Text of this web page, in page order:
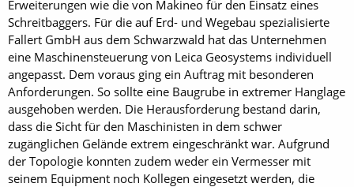
Erweiterungen wie die von Makineo für den Einsatz eines
Schreitbaggers. Für die auf Erd- und Wegebau spezialisierte
Fallert GmbH aus dem Schwarzwald hat das Unternehmen
eine Maschinensteuerung von Leica Geosystems individuell
angepasst. Dem voraus ging ein Auftrag mit besonderen
Anforderungen. So sollte eine Baugrube in extremer Hanglage
ausgehoben werden. Die Herausforderung bestand darin,
dass die Sicht für den Maschinisten in dem schwer
zugänglichen Gelände extrem eingeschränkt war. Aufgrund
der Topologie konnten zudem weder ein Vermesser mit
seinem Equipment noch Kollegen eingesetzt werden, die